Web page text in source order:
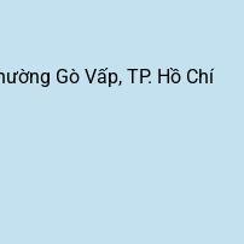
Gò Vấp, TP. Hồ Chí